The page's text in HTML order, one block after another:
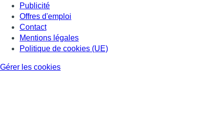
Publicité
Offres d'emploi
Contact
Mentions légales
Politique de cookies (UE)
Gérer les cookies